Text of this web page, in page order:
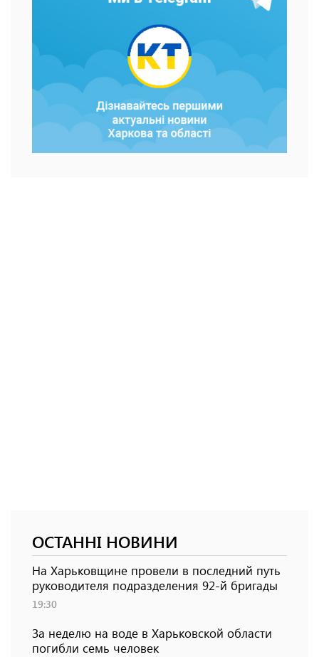
ОСТАННІ НОВИНИ
На Харьковщине провели в последний путь
руководителя подразделения 92-й бригады
19:30
За неделю на воде в Харьковской области
погибли семь человек